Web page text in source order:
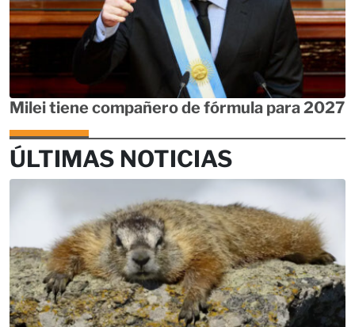
Milei tiene compañero de fórmula para 2027
ÚLTIMAS NOTICIAS